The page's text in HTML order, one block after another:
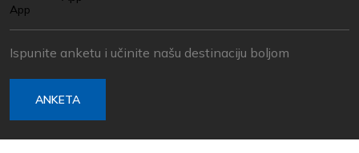
Ispunite anketu i učinite našu destinaciju boljom
ANKETA